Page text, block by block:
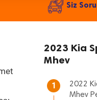
Siz
2023 Kia
Mhev
1
2022
Mhev